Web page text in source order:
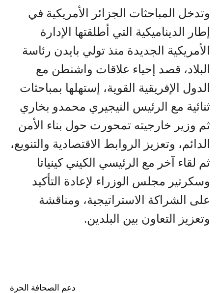
وتدخل المباحثات الجزائر الأمريكية في
إطار الديناميكية التي أطلقتها الإدارة
الأمريكية الجديدة منذ تولي بايدن رئاسة
البلاد، قصد إحياء علاقات واشنطن مع
الدول الإفريقية القوية، إستهلها بمباحثات
ثنائية مع الرئيس النيجيري محمدو بخاري
ثم وزير خارجيته تمحورت حول بناء الأمن
الدائم، وتعزيز الروابط الاقتصادية والتنويع،
ثم لقاء آخر مع الرئيسي الكيني كينياتا
وسكرتير مجلس الوزراء لإعادة التأكيد
على الشراكة الاستراتيجية، ومناقشة
وتعزيز التعاون بين البلدين.
دعم الصحافة الحرة